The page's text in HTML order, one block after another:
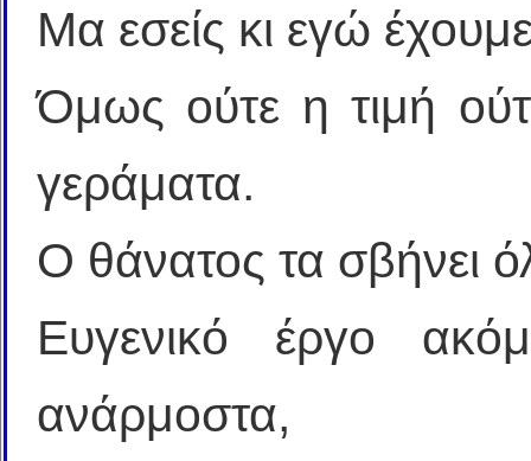
Μα εσείς κι εγώ
Όμως ούτε η τιμή
γεράματα.
Ο θάνατος τα σβήνει
Ευγενικό έργο
ανάρμοστα,